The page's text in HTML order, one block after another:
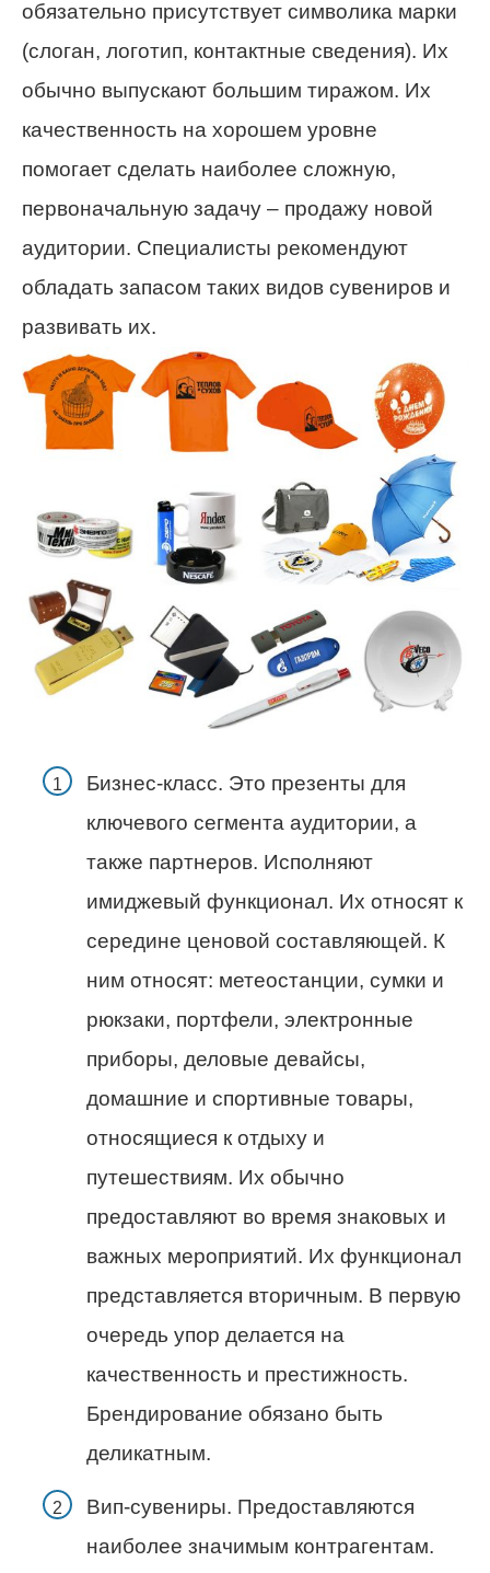
обязательно присутствует символика марки
(слоган, логотип, контактные сведения). Их
обычно выпускают большим тиражом. Их
качественность на хорошем уровне
помогает сделать наиболее сложную,
первоначальную задачу – продажу новой
аудитории. Специалисты рекомендуют
обладать запасом таких видов сувениров и
развивать их.
Бизнес-класс. Это презенты для
ключевого сегмента аудитории, а
также партнеров. Исполняют
имиджевый функционал. Их относят к
середине ценовой составляющей. К
ним относят: метеостанции, сумки и
рюкзаки, портфели, электронные
приборы, деловые девайсы,
домашние и спортивные товары,
относящиеся к отдыху и
путешествиям. Их обычно
предоставляют во время знаковых и
важных мероприятий. Их функционал
представляется вторичным. В первую
очередь упор делается на
качественность и престижность.
Брендирование обязано быть
деликатным.
Вип-сувениры. Предоставляются
наиболее значимым контрагентам.